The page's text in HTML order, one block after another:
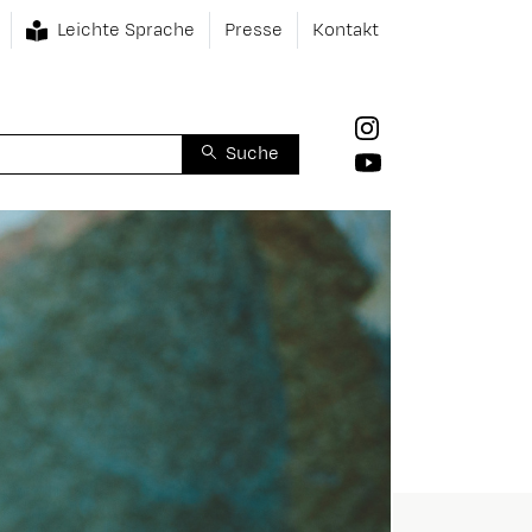
Leichte Sprache Presse Kontakt
Suche